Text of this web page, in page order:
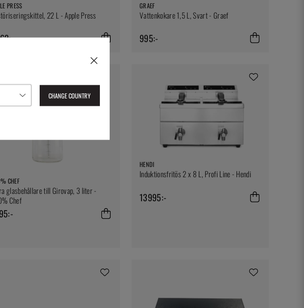
PRESS
22 L - Apple Press
GRAEF
Vattenkokare 1,5 L, Svart - Graef
995:-
CHEF
glasbehållare till Girovap, 3 liter -
Chef
HENDI
Induktionsfritös 2 x 8 L, Profi Line - Hendi
13995:-
CHANGE COUNTRY